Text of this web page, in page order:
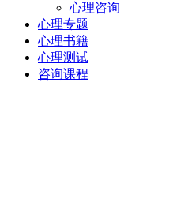
心理咨询
心理专题
心理书籍
心理测试
咨询课程